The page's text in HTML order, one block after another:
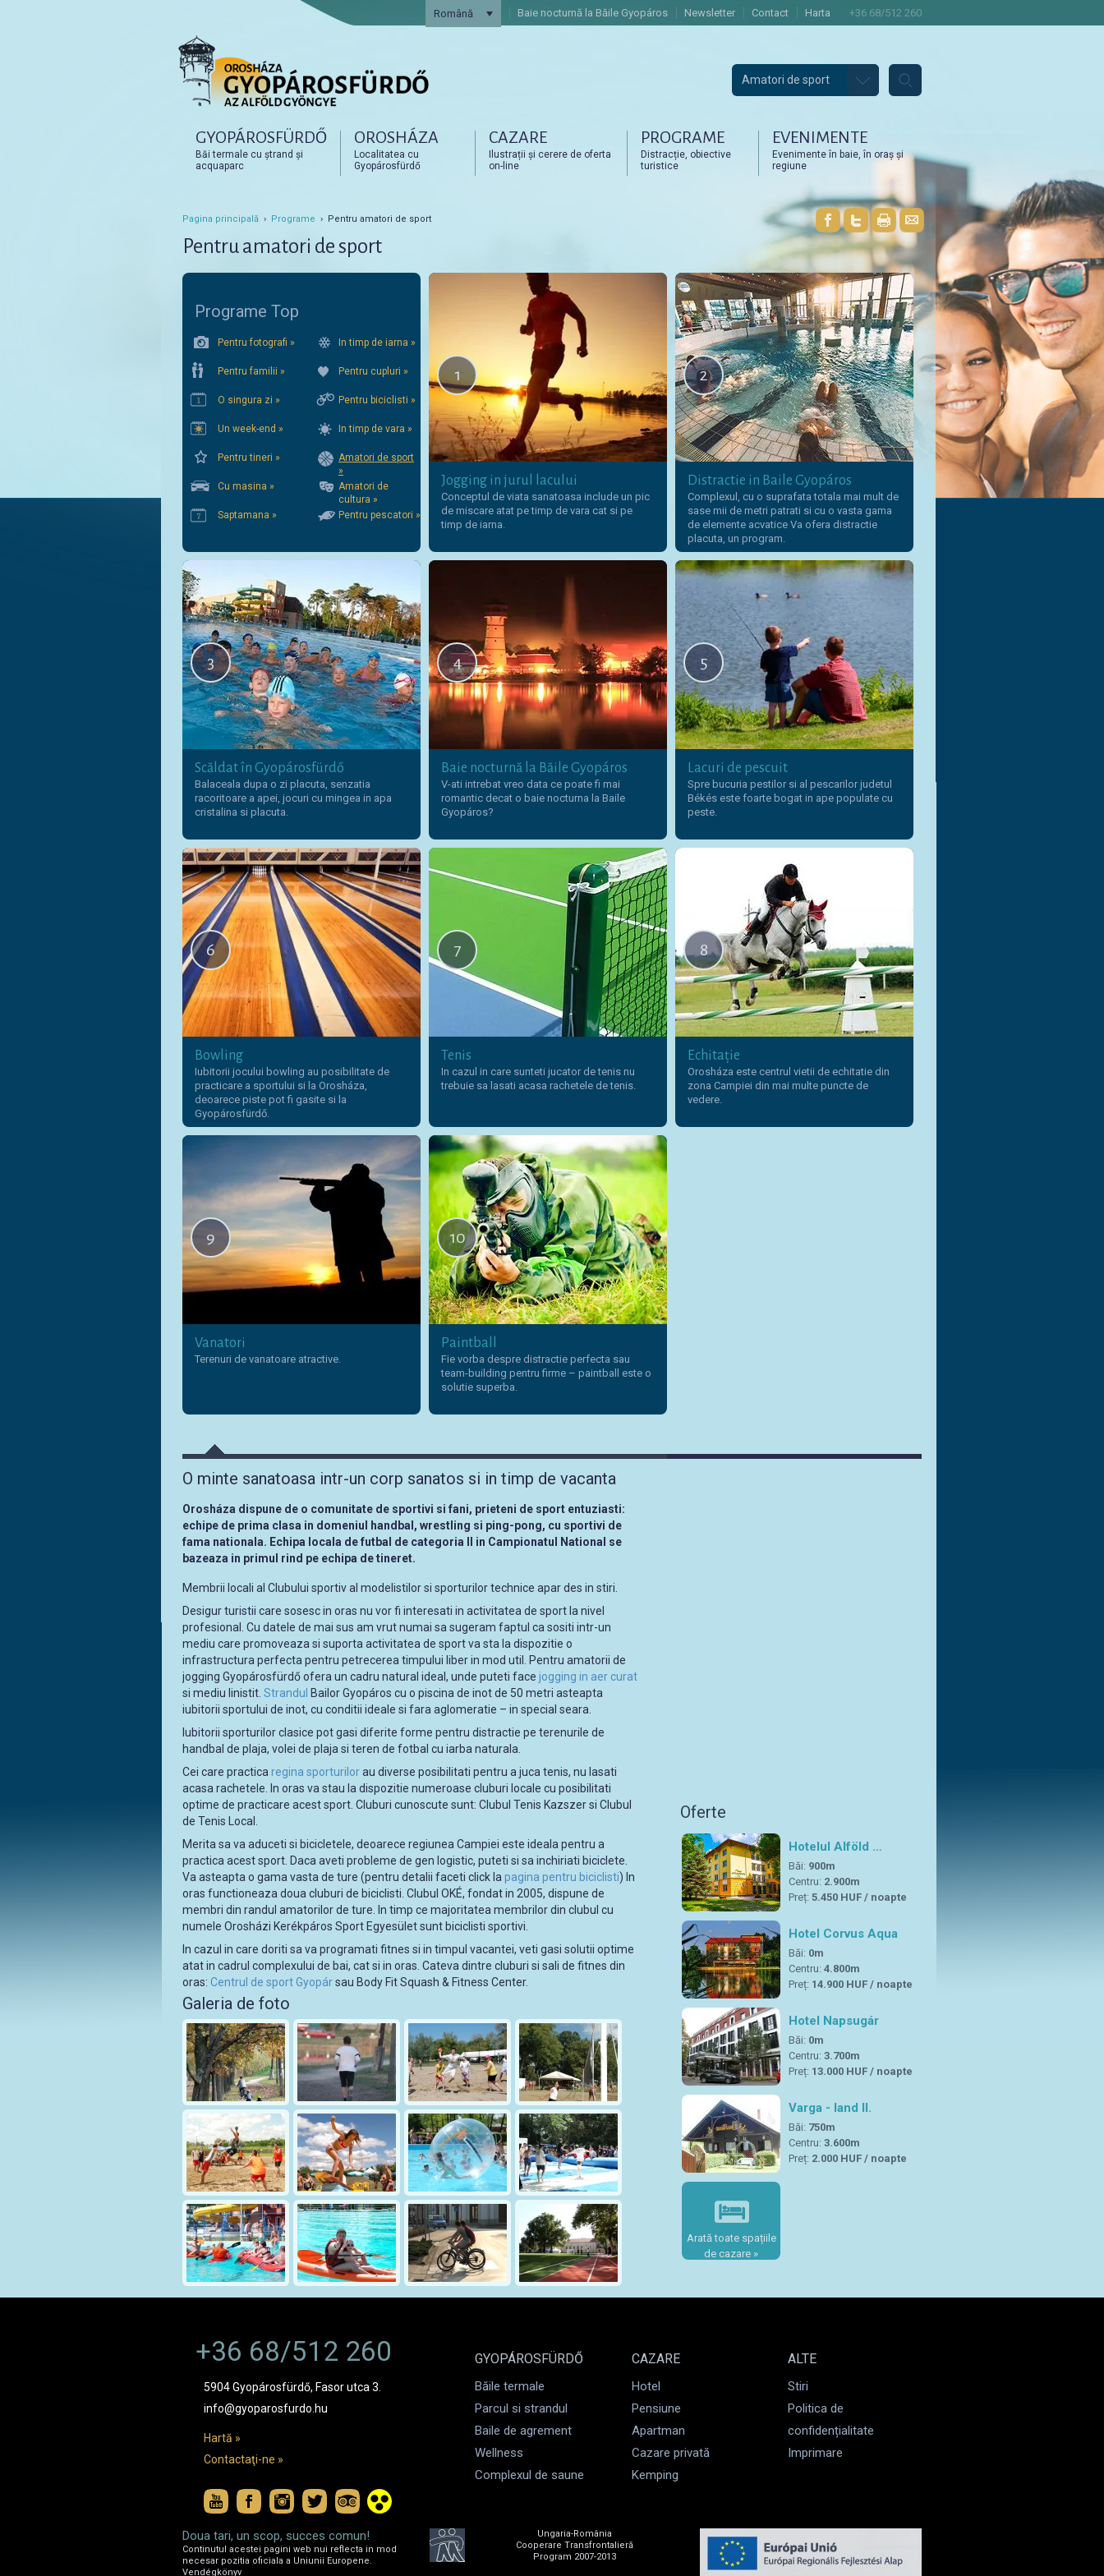
Română Baie nocturnă la Băile Gyopáros Newsletter Contact Harta +36 68/512 260
Amatori de sport
Tovább az elsődleges tartalomra
Tovább a másodlagos tartalomra
GYOPÁROSFÜRDŐ
Băi termale cu ștrand și
acquaparc
OROSHÁZA
Localitatea cu
Gyopárosfürdő
CAZARE
Ilustrații și cerere de oferta
on-line
PROGRAME
Distracție, obiective
turistice
EVENIMENTE
Evenimente în baie, în oraș și
regiune
Pagina principală › Programe › Pentru amatori de sport
Pentru amatori de sport
Programe Top
Pentru fotografi » In timp de iarna »
Pentru familii » Pentru cupluri »
O singura zi » Pentru biciclisti »
Un week-end » In timp de vara »
Pentru tineri »
Amatori de sport
»
Cu masina »
Amatori de
cultura »
Saptamana »
Pentru pescatori »
1
Jogging in jurul lacului
Conceptul de viata sanatoasa include un pic
de miscare atat pe timp de vara cat si pe
timp de iarna.
2
Distractie in Baile Gyopáros
Complexul, cu o suprafata totala mai mult de
sase mii de metri patrati si cu o vasta gama
de elemente acvatice Va ofera distractie
placuta, un program.
3
Scăldat în Gyopárosfürdő
Balaceala dupa o zi placuta, senzatia
racoritoare a apei, jocuri cu mingea in apa
cristalina si placuta.
4
Baie nocturnă la Băile Gyopáros
V-ati intrebat vreo data ce poate fi mai
romantic decat o baie nocturna la Baile
Gyopáros?
5
Lacuri de pescuit
Spre bucuria pestilor si al pescarilor judetul
Békés este foarte bogat in ape populate cu
peste.
6
Bowling
Iubitorii jocului bowling au posibilitate de
practicare a sportului si la Orosháza,
deoarece piste pot fi gasite si la
Gyopárosfürdő.
7
Tenis
In cazul in care sunteti jucator de tenis nu
trebuie sa lasati acasa rachetele de tenis.
8
Echitație
Orosháza este centrul vietii de echitatie din
zona Campiei din mai multe puncte de
vedere.
9
Vanatori
Terenuri de vanatoare atractive.
10
Paintball
Fie vorba despre distractie perfecta sau
team-building pentru firme – paintball este o
solutie superba.
O minte sanatoasa intr-un corp sanatos si in timp de vacanta
Orosháza dispune de o comunitate de sportivi si fani, prieteni de sport entuziasti:
echipe de prima clasa in domeniul handbal, wrestling si ping-pong, cu sportivi de
fama nationala. Echipa locala de futbal de categoria II in Campionatul National se
bazeaza in primul rind pe echipa de tineret.
Membrii locali al Clubului sportiv al modelistilor si sporturilor technice apar des in stiri.
Desigur turistii care sosesc in oras nu vor fi interesati in activitatea de sport la nivel
profesional. Cu datele de mai sus am vrut numai sa sugeram faptul ca sositi intr-un
mediu care promoveaza si suporta activitatea de sport va sta la dispozitie o
infrastructura perfecta pentru petrecerea timpului liber in mod util.
Pentru amatorii de
jogging Gyopárosfürdő ofera un cadru natural ideal, unde puteti face jogging in aer curat
si mediu linistit. Strandul Bailor Gyopáros cu o piscina de inot de 50 metri asteapta
iubitorii sportului de inot, cu conditii ideale si fara aglomeratie – in special seara.
Iubitorii sporturilor clasice pot gasi diferite forme pentru distractie pe terenurile de
handbal de plaja, volei de plaja si teren de fotbal cu iarba naturala.
Cei care practica regina sporturilorau diverse posibilitati pentru a juca tenis, nu lasati
acasa rachetele. In oras va stau la dispozitie numeroase cluburi locale cu posibilitati
optime de practicare acest sport. Cluburi cunoscute sunt: Clubul Tenis Kazszer si Clubul
de Tenis Local.
Merita sa va aduceti si bicicletele, deoarece regiunea Campiei este ideala pentru a
practica acest sport. Daca aveti probleme de gen logistic, puteti si sa inchiriati biciclete.
Va asteapta o gama vasta de ture (pentru detalii faceti click la pagina pentru biciclisti) In
oras functioneaza doua cluburi de biciclisti. Clubul OKÉ, fondat in 2005, dispune de
membri din randul amatorilor de ture. In timp ce majoritatea membrilor din clubul cu
numele Orosházi Kerékpáros Sport Egyesület sunt biciclisti sportivi.
In cazul in care doriti sa va programati fitnes si in timpul vacantei, veti gasi solutii optime
atat in cadrul complexului de bai, cat si in oras. Cateva dintre cluburi si sali de fitnes din
oras: Centrul de sport Gyopársau Body Fit Squash & Fitness Center.
Galeria de foto
Oferte
Hotelul Alföld …
Băi: 900m
Centru: 2.900m
Preț: 5.450 HUF / noapte
Hotel Corvus Aqua
Băi: 0m
Centru: 4.800m
Preț: 14.900 HUF / noapte
Hotel Napsugár
Băi: 0m
Centru: 3.700m
Preț: 13.000 HUF / noapte
Varga - land II.
Băi: 750m
Centru: 3.600m
Preț: 2.000 HUF / noapte
Arată toate spațiile
de cazare »
+36 68/512 260
5904 Gyopárosfürdő, Fasor utca 3.
info@gyoparosfurdo.hu
Hartă »
Contactaţi-ne »
GYOPÁROSFÜRDŐ
Băile termale
Parcul si strandul
Baile de agrement
Wellness
Complexul de saune
CAZARE
Hotel
Pensiune
Apartman
Cazare privată
Kemping
ALTE
Stiri
Politica de
confidențialitate
Imprimare
Doua tari, un scop, succes comun!
Continutul acestei pagini web nui reflecta in mod
necesar pozitia oficiala a Uniunii Europene.
Vendégkönyv
Ungaria-România
Cooperare Transfrontalieră
Program 2007-2013